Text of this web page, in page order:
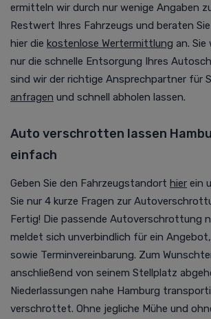
ermitteln wir durch nur wenige Angaben
Restwert Ihres Fahrzeugs und beraten
hier die kostenlose Wertermittlung an.
nur die schnelle Entsorgung Ihres
sind wir der richtige Ansprechpartner für
anfragen und schnell abholen lassen.
Auto verschrotten lassen
einfach
Geben Sie den Fahrzeugstandort hier ein
Sie nur 4 kurze Fragen zur
Fertig! Die passende Autoverschrottung
meldet sich unverbindlich für ein
sowie Terminvereinbarung. Zum
anschließend von seinem Stellplatz
Niederlassungen nahe Hamburg
verschrottet. Ohne jegliche Mühe und